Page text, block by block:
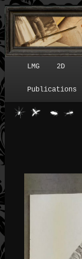
Menu principal
LMG 2D
Publications